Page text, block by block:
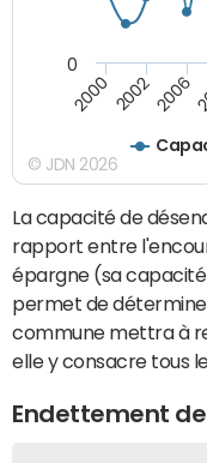
2000 20022006
0
© JDN 2026
La capacité de
rapport entre
épargne (sa
permet de
commune mettra à
elle y consacre tous
Endettement